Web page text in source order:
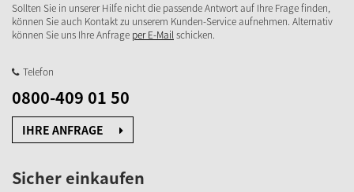
Sollten Sie in unserer Hilfe nicht die passende Antwort auf Ihre Frage finden,
können Sie auch Kontakt zu unserem Kunden-Service aufnehmen. Alternativ
können Sie uns Ihre Anfrage per E-Mailschicken.
Telefon
0800-409 01 50
IHRE ANFRAGE
Sicher einkaufen